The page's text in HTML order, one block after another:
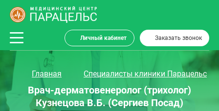
Личный кабинет Заказать звонок
Главная Специалисты клиники Парацельс
Врач-дерматовенеролог (трихолог)
Кузнецова В.Б. (Сергиев Посад)